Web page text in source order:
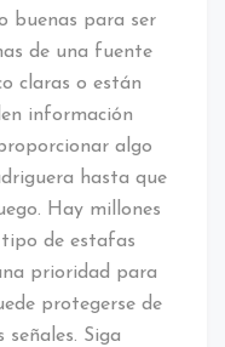
buenas para ser
de una fuente
claras o están
información
algo
hasta que
Hay millones
tipo de estafas
prioridad para
protegerse de
Siga